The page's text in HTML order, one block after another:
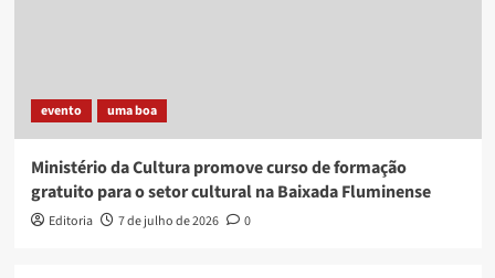
evento uma boa
Ministério da Cultura promove curso de formação
gratuito para o setor cultural na Baixada Fluminense
Editoria 7 de julho de 2026 0